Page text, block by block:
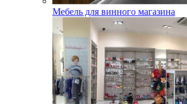
Мебель для винного магазина